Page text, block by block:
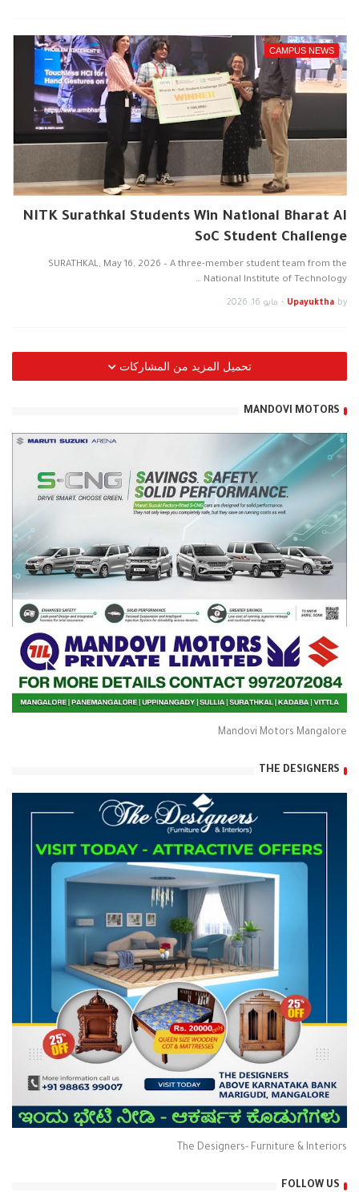
CAMPUS NEWS
NITK Surathkal Students Win National Bharat AI
SoC Student Challenge
SURATHKAL, May 16, 2026 – A three-member student team from the
National Institute of Technology …
by
Upayuktha
- مايو 16, 2026
تحميل المزيد من المشاركات
MANDOVI MOTORS
Mandovi Motors Mangalore
THE DESIGNERS
The Designers- Furniture & Interiors
FOLLOW US